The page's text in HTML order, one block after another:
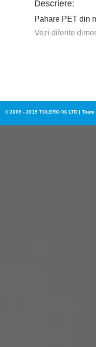
Descriere:
Pahare PET din
Vezi diferite
© 2009 - 2015 TOLERO 06 LTD |